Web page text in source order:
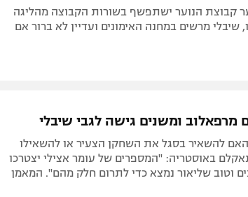
קבוצת הנוער ישתפשף בשורות הקבוצה מהליגה
מרשים במחנה האימונים ועדיין לא ברור אם
מרפאלוב ומשנים גישה לגבי שיבלי
להשאיר בסגל את השחקן הצעיר או להשאילו
באוסטריה: "המספרים של עומר אצילי יצטרכו
וטוב שליאור נמצא כדי לתרום חלק מהם". המאמן